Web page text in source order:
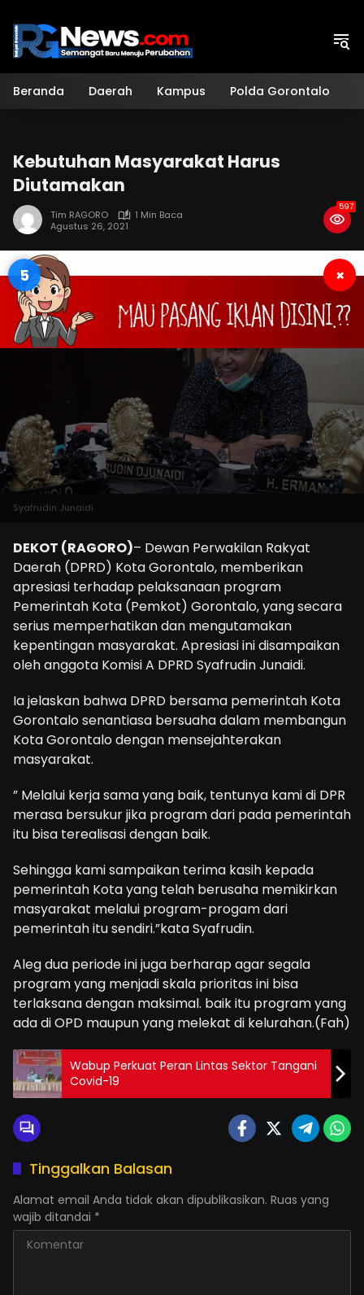
konten
Beranda Daerah Kampus Polda Gorontalo
Kebutuhan Masyarakat Harus
Diutamakan
Tim RAGORO
1 Min Baca
Agustus 26, 2021
597
4 ×
Syafrudin Junaidi
DEKOT (RAGORO)– Dewan Perwakilan Rakyat
Daerah (DPRD) Kota Gorontalo, memberikan
apresiasi terhadap pelaksanaan program
Pemerintah Kota (Pemkot) Gorontalo, yang secara
serius memperhatikan dan mengutamakan
kepentingan masyarakat. Apresiasi ini disampaikan
oleh anggota Komisi A DPRD Syafrudin Junaidi.
Ia jelaskan bahwa DPRD bersama pemerintah Kota
Gorontalo senantiasa bersuaha dalam membangun
Kota Gorontalo dengan mensejahterakan
masyarakat.
” Melalui kerja sama yang baik, tentunya kami di DPR
merasa bersukur jika program dari pada pemerintah
itu bisa terealisasi dengan baik.
Sehingga kami sampaikan terima kasih kepada
pemerintah Kota yang telah berusaha memikirkan
masyarakat melalui program-progam dari
pemerintah itu sendiri.”kata Syafrudin.
Aleg dua periode ini juga berharap agar segala
program yang menjadi skala prioritas ini bisa
terlaksana dengan maksimal. baik itu program yang
ada di OPD maupun yang melekat di kelurahan.(Fah)
Wabup Perkuat Peran Lintas Sektor Tangani
Covid-19
Tinggalkan Balasan
Alamat email Anda tidak akan dipublikasikan. Ruas yang
wajib ditandai *